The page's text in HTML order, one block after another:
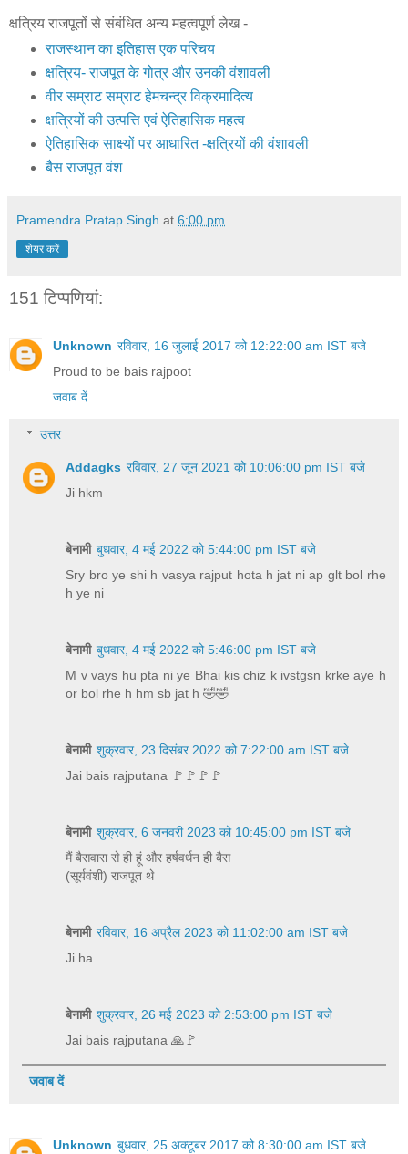
क्षत्रिय राजपूतों से संबंधित अन्य महत्वपूर्ण लेख -
राजस्थान का इतिहास एक परिचय
क्षत्रिय- राजपूत के गोत्र और उनकी वंशावली
वीर सम्राट सम्राट हेमचन्द्र विक्रमादित्य
क्षत्रियों की उत्पत्ति एवं ऐतिहासिक महत्व
ऐतिहासिक साक्ष्यों पर आधारित -क्षत्रियों की वंशावली
बैस राजपूत वंश
Pramendra Pratap Singh at 6:00 pm
शेयर करें
151 टिप्‍पणियां:
Unknown रविवार, 16 जुलाई 2017 को 12:22:00 am IST बजे
Proud to be bais rajpoot
जवाब दें
उत्तर
Addagks रविवार, 27 जून 2021 को 10:06:00 pm IST बजे
Ji hkm
बेनामी बुधवार, 4 मई 2022 को 5:44:00 pm IST बजे
Sry bro ye shi h vasya rajput hota h jat ni ap glt bol rhe
h ye ni
बेनामी बुधवार, 4 मई 2022 को 5:46:00 pm IST बजे
M v vays hu pta ni ye Bhai kis chiz k ivstgsn krke aye h
or bol rhe h hm sb jat h 🤣🤣
बेनामी शुक्रवार, 23 दिसंबर 2022 को 7:22:00 am IST बजे
Jai bais rajputana 🚩🚩🚩🚩
बेनामी शुक्रवार, 6 जनवरी 2023 को 10:45:00 pm IST बजे
मैं बैसवारा से ही हूं और हर्षवर्धन ही बैस
(सूर्यवंशी) राजपूत थे
बेनामी रविवार, 16 अप्रैल 2023 को 11:02:00 am IST बजे
Ji ha
बेनामी शुक्रवार, 26 मई 2023 को 2:53:00 pm IST बजे
Jai bais rajputana 🙏🚩
जवाब दें
Unknown बुधवार, 25 अक्टूबर 2017 को 8:30:00 am IST बजे